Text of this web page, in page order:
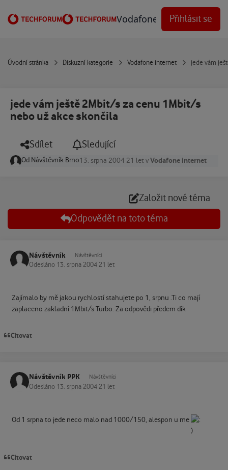
Vodafone Techforum
Přihlásit se
Úvodní stránka Diskuzní kategorie Vodafone internet jede vám
jede vám ještě 2Mbit/s za cenu 1Mbit/s
nebo už akce skončila
Sdílet Sledující
Od Návštěvník Brno13. srpna 2004 21 let vVodafone internet
Založit nové téma
Odpovědět na toto téma
Návštěvník Návštěvníci
Odesláno 13. srpna 2004 21 let
Zajímalo by mě jakou rychlostí stahujete po 1, srpnu .Ti co mají
zaplaceno zakladní 1Mbit/s Turbo. Za odpovědi předem dík
Citovat
Návštěvník PPK Návštěvníci
Odesláno 13. srpna 2004 21 let
Od 1 srpna to jede neco malo nad 1000/150, alespon u me
Citovat